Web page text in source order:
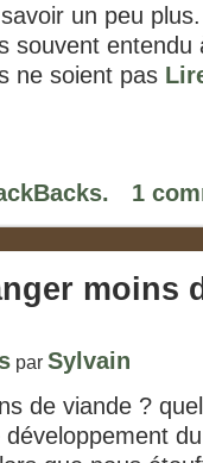
un peu plus.
souvent entendu
ne soient pas
1
moins
par Sylvain
de viande ?
développement